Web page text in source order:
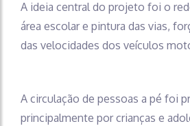
A ideia central do projeto foi o
área escolar e pintura das vias,
das velocidades dos veículos
A circulação de pessoas a pé foi
principalmente por crianças e